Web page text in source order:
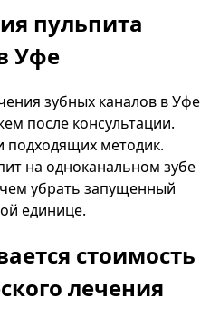
пульпита
Уфе
зубных каналов в Уфе
после консультации.
подходящих методик.
на одноканальном зубе
убрать запущенный
единице.
стоимость
лечения